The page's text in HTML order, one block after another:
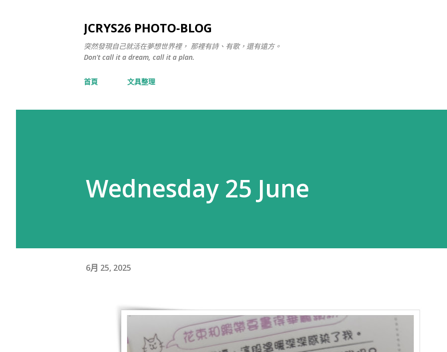
JCRYS26 PHOTO-BLOG
突然發現自己就活在夢想世界裡， 那裡有詩、有歌，還有遠方。
Don't call it a dream, call it a plan.
首頁 文具整理
Wednesday 25 June
6月 25, 2025